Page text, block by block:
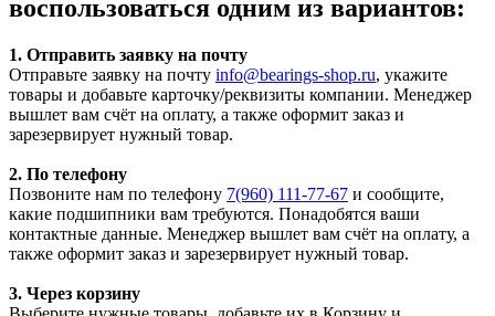
воспользоваться одним из вариантов:
1. Отправить заявку на почту
Отправьте заявку на почту info@bearings-shop.ru, укажите
товары и добавьте карточку/реквизиты компании. Менеджер
вышлет вам счёт на оплату, а также оформит заказ и
зарезервирует нужный товар.
2. По телефону
Позвоните нам по телефону 7(960) 111-77-67 и сообщите,
какие подшипники вам требуются. Понадобятся ваши
контактные данные. Менеджер вышлет вам счёт на оплату, а
также оформит заказ и зарезервирует нужный товар.
3. Через корзину